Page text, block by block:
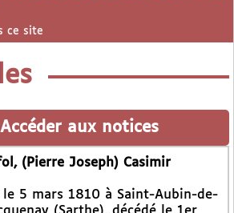
ce site
Accéder aux notices
(Pierre Joseph) Casimir
le 5 mars 1810 à Saint-Aubin-de-